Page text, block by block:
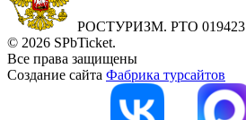
РОСТУРИЗМ. РТО 019423
© 2026 SPbTicket.
Все права защищены
Создание сайта Фабрика турсайтов